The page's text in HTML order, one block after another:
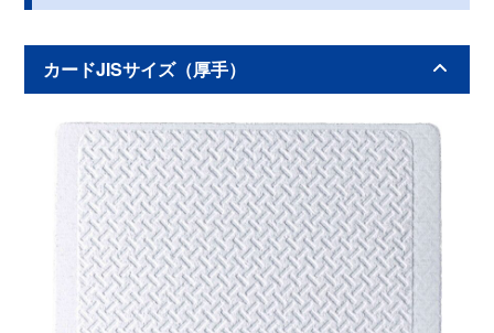
カードJISサイズ（厚手）